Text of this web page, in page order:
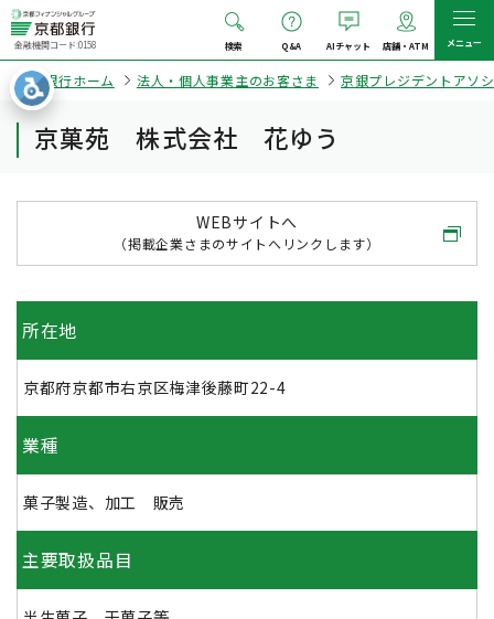
金融機関コード:0158 検索 Q&A AIチャット 店舗・ATM メニュー
京都銀行ホーム 法人・個人事業主のお客さま 京銀プレジデントアソ
京菓苑 株式会社 花ゆう
WEBサイトへ
（掲載企業さまのサイトへリンクします）
所在地
京都府京都市右京区梅津後藤町22-4
業種
菓子製造、加工 販売
主要取扱品目